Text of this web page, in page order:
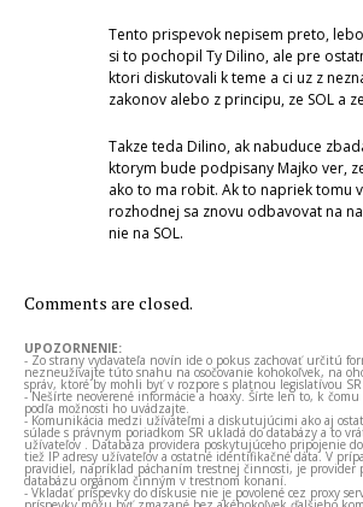
Tento prispevok nepisem preto,
si to pochopil Ty Dilino, ale pre
ktori diskutovali k teme a ci uz z
zakonov alebo z principu, ze SOL a
Takze teda Dilino, ak nabuduce
ktorym bude podpisany Majko ver,
ako to ma robit. Ak to napriek tomu
rozhodnej sa znovu odbavovat na
nie na SOL.
Comments are closed.
UPOZORNENIE:
- Zo strany vydavateľa novín ide o pokus zachovať určitú
nezneužívajte túto snahu na osočovanie kohokoľvek, na
správ, ktoré by mohli byť v rozpore s platnou legislatívou
- Nešírte neoverené informácie a hoaxy. Šírte len to, k
podľa možnosti ho uvádzajte.
- Komunikácia medzi užívateľmi a diskutujúcimi ako aj
súlade s právnym poriadkom SR ukladá do databázy a to
užívateľov . Databáza providera poskytujúceho pripojenie
tiež IP adresy užívateľov a ostatné identifikačné dáta. V
pravidiel, napríklad páchaním trestnej činnosti, je provider
databázu orgánom činným v trestnom konaní.
- Vkladať príspevky do diskusie nie je povolené cez proxy